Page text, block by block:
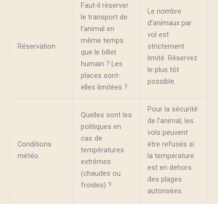
Réservation
Faut-il réserver
le transport de
l’animal en
même temps
que le billet
humain ? Les
places sont-
elles limitées ?
Le nombre
d’animaux par
vol est
strictement
limité. Réservez
le plus tôt
possible.
Conditions
météo
Quelles sont les
politiques en
cas de
températures
extrêmes
(chaudes ou
froides) ?
Pour la sécurité
de l’animal, les
vols peuvent
être refusés si
la température
est en dehors
des plages
autorisées.